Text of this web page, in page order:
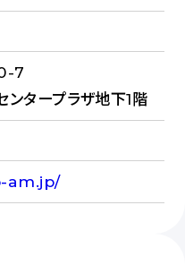
7
ンタープラザ地下1階
am.jp/